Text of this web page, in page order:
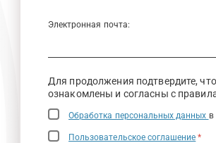
Электронная почта:
Для продолжения подтвердите,
ознакомлены и согласны с
Обработка персональных данных в
Пользовательское соглашение *